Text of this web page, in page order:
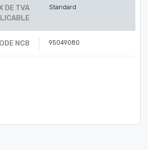
DE TVA
Standard
NC8 95049080